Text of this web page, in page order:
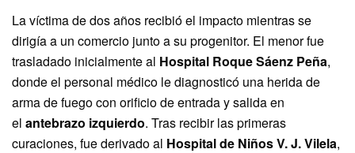
La víctima de dos años recibió el impacto mientras se
dirigía a un comercio junto a su progenitor. El menor fue
trasladado inicialmente al Hospital Roque Sáenz Peña,
donde el personal médico le diagnosticó una herida de
arma de fuego con orificio de entrada y salida en
el antebrazo izquierdo. Tras recibir las primeras
curaciones, fue derivado al Hospital de Niños V. J. Vilela,